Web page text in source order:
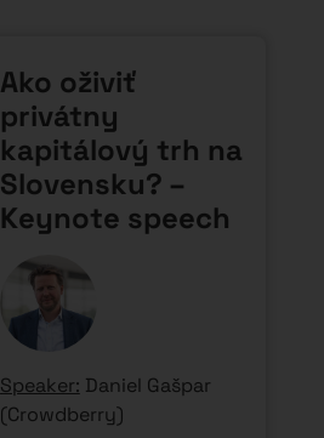
Ako oživiť
privátny
kapitálový trh na
Slovensku? –
Keynote speech
Speaker: Daniel Gašpar
(Crowdberry)